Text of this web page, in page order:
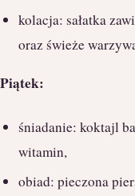
kolacja: sałatka
oraz świeże
Piątek:
śniadanie: koktajl
witamin,
obiad: pieczona